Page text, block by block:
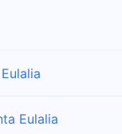
Eulalia